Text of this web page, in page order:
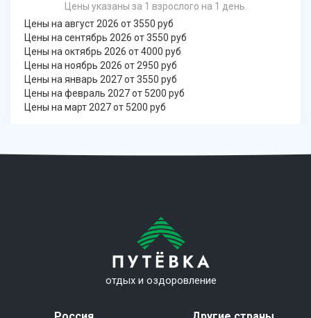
Цены указаны за 1 взрослого на 1 день.
Цены на август 2026 от 3550 руб
Цены на сентябрь 2026 от 3550 руб
Цены на октябрь 2026 от 4000 руб
Цены на ноябрь 2026 от 2950 руб
Цены на январь 2027 от 3550 руб
Цены на февраль 2027 от 5200 руб
Цены на март 2027 от 5200 руб
отдых и оздоровление